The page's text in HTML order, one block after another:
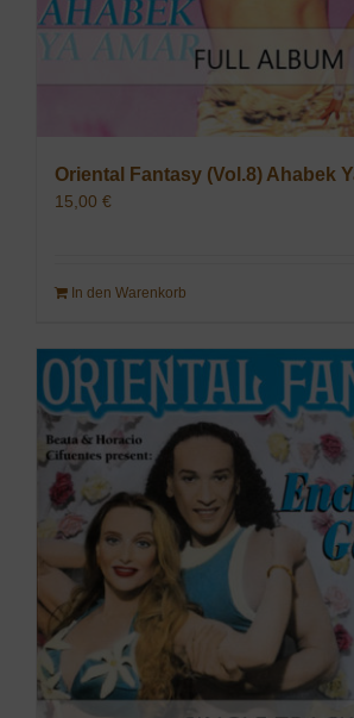
Oriental Fantasy (Vol.8) Ahabek
15,00 €
In den Warenkorb